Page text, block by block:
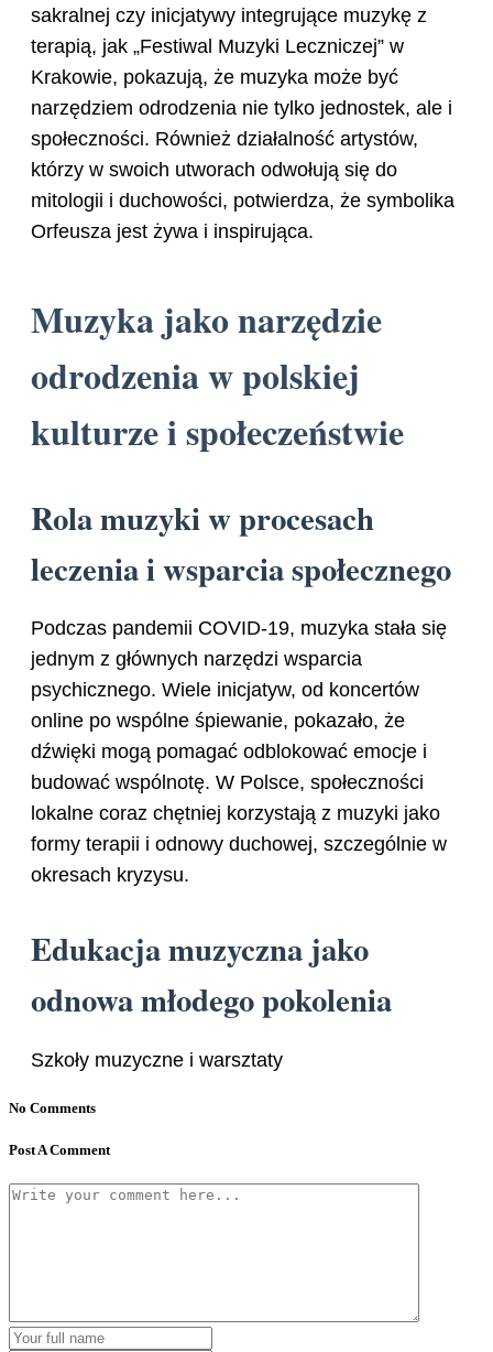
sakralnej czy inicjatywy integrujące muzykę z
terapią, jak „Festiwal Muzyki Leczniczej” w
Krakowie, pokazują, że muzyka może być
narzędziem odrodzenia nie tylko jednostek, ale i
społeczności. Również działalność artystów,
którzy w swoich utworach odwołują się do
mitologii i duchowości, potwierdza, że symbolika
Orfeusza jest żywa i inspirująca.
Muzyka jako narzędzie
odrodzenia w polskiej
kulturze i społeczeństwie
Rola muzyki w procesach
leczenia i wsparcia społecznego
Podczas pandemii COVID-19, muzyka stała się
jednym z głównych narzędzi wsparcia
psychicznego. Wiele inicjatyw, od koncertów
online po wspólne śpiewanie, pokazało, że
dźwięki mogą pomagać odblokować emocje i
budować wspólnotę. W Polsce, społeczności
lokalne coraz chętniej korzystają z muzyki jako
formy terapii i odnowy duchowej, szczególnie w
okresach kryzysu.
Edukacja muzyczna jako
odnowa młodego pokolenia
Szkoły muzyczne i warsztaty
No Comments
Post A Comment